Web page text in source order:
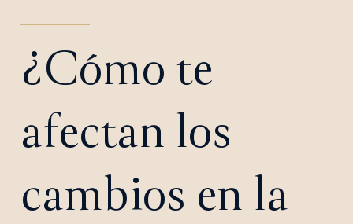
¿Cómo te
afectan los
cambios en la